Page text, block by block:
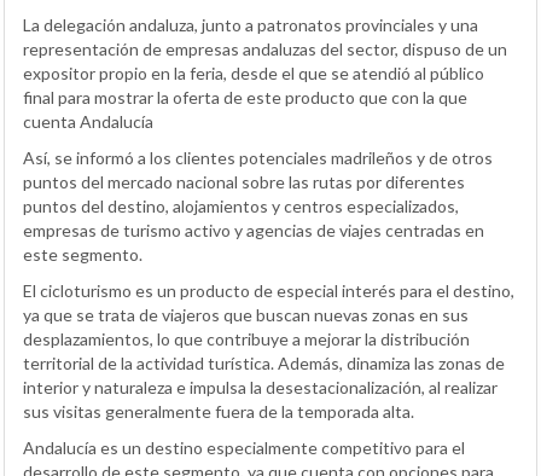
La delegación andaluza, junto a patronatos provinciales y una
representación de empresas andaluzas del sector, dispuso de un
expositor propio en la feria, desde el que se atendió al público
final para mostrar la oferta de este producto que con la que
cuenta Andalucía
Así, se informó a los clientes potenciales madrileños y de otros
puntos del mercado nacional sobre las rutas por diferentes
puntos del destino, alojamientos y centros especializados,
empresas de turismo activo y agencias de viajes centradas en
este segmento.
El cicloturismo es un producto de especial interés para el destino,
ya que se trata de viajeros que buscan nuevas zonas en sus
desplazamientos, lo que contribuye a mejorar la distribución
territorial de la actividad turística. Además, dinamiza las zonas de
interior y naturaleza e impulsa la desestacionalización, al realizar
sus visitas generalmente fuera de la temporada alta.
Andalucía es un destino especialmente competitivo para el
desarrollo de este segmento, ya que cuenta con opciones para